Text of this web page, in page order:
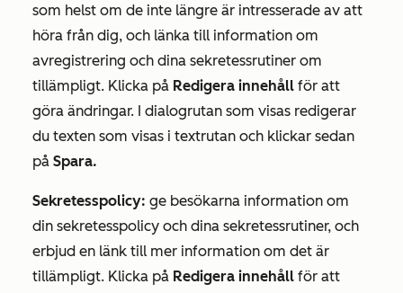
som helst om de inte längre är intresserade av att
höra från dig, och länka till information om
avregistrering och dina sekretessrutiner om
tillämpligt. Klicka på Redigera innehåll för att
göra ändringar. I dialogrutan som visas redigerar
du texten som visas i textrutan och klickar sedan
på Spara.
Sekretesspolicy: ge besökarna information om
din sekretesspolicy och dina sekretessrutiner, och
erbjud en länk till mer information om det är
tillämpligt. Klicka på Redigera innehåll för att